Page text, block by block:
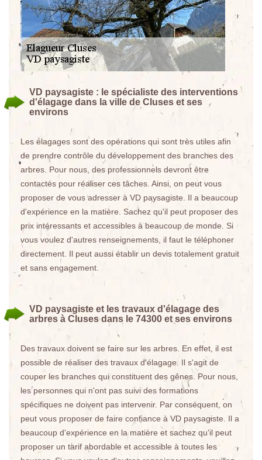
VD paysagiste : le spécialiste des interventions
d'élagage dans la ville de Cluses et ses
environs
Les élagages sont des opérations qui sont très utiles afin
de prendre contrôle du développement des branches des
arbres. Pour nous, des professionnels devront être
contactés pour réaliser ces tâches. Ainsi, on peut vous
proposer de vous adresser à VD paysagiste. Il a beaucoup
d'expérience en la matière. Sachez qu'il peut proposer des
prix intéressants et accessibles à beaucoup de monde. Si
vous voulez d'autres renseignements, il faut le téléphoner
directement. Il peut aussi établir un devis totalement gratuit
et sans engagement.
VD paysagiste et les travaux d'élagage des
arbres à Cluses dans le 74300 et ses environs
Des travaux doivent se faire sur les arbres. En effet, il est
possible de réaliser des travaux d'élagage. Il s'agit de
couper les branches qui constituent des gênes. Pour nous,
les personnes qui n'ont pas suivi des formations
spécifiques ne doivent pas intervenir. Par conséquent, on
peut vous proposer de faire confiance à VD paysagiste. Il a
beaucoup d'expérience en la matière et sachez qu'il peut
proposer un tarif abordable et accessible à toutes les